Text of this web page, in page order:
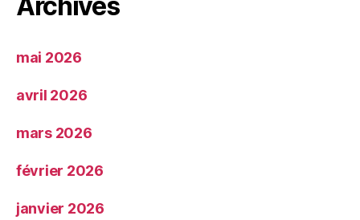
mai 2026
avril 2026
mars 2026
février 2026
janvier 2026